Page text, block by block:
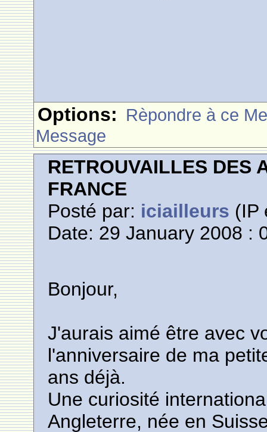
Options: Rèpondre à ce
Message
RETROUVAILLES DES
FRANCE
Posté par: iciailleurs (IP
Date: 29 January 2008 :
Bonjour,
J'aurais aimé être avec
l'anniversaire de ma
ans déjà.
Une curiosité
Angleterre, née en